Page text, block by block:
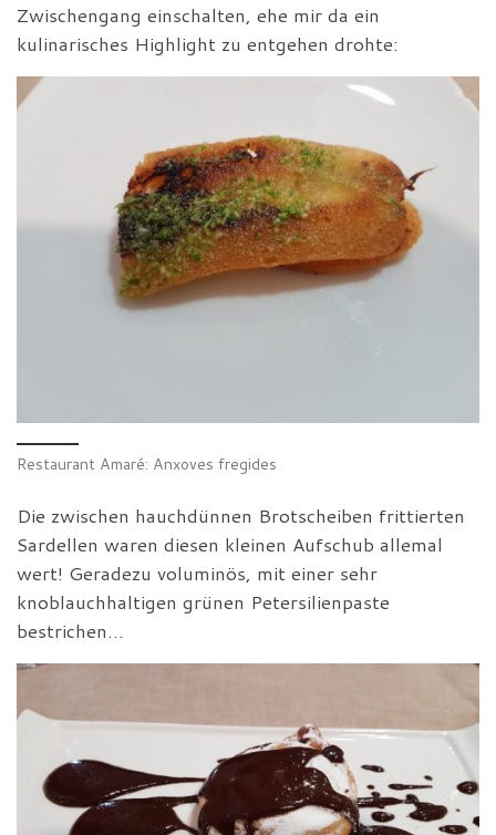
Zwischengang einschalten, ehe mir da ein
kulinarisches Highlight zu entgehen drohte:
Restaurant Amaré: Anxoves fregides
Die zwischen hauchdünnen Brotscheiben frittierten
Sardellen waren diesen kleinen Aufschub allemal
wert! Geradezu voluminös, mit einer sehr
knoblauchhaltigen grünen Petersilienpaste
bestrichen…